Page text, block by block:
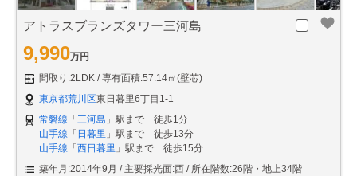
アトラスブランズタワー三河島
9,990万円
間取り:2LDK
専有面積:57.14㎡(壁芯)
東京都荒川区東日暮里6丁目1-1
常磐線 「 三河島 」駅まで 徒歩1分
山手線 「 日暮里 」駅まで 徒歩13分
山手線 「 西日暮里 」駅まで 徒歩15分
築年月:2014年9月
主要採光面:西 所在階数:26階・地上34階